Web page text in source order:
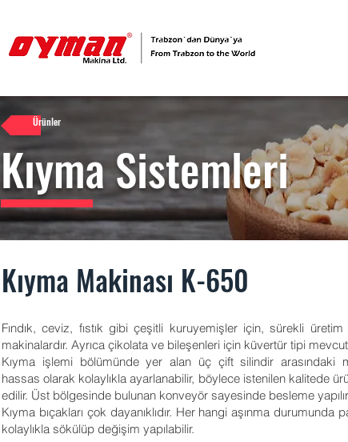
Ürünler
Kıyma Sistemleri
Kıyma Makinası K-650
Fındık, ceviz, fıstık gibi çeşitli kuruyemişler için, sürekli
makinalardır. Ayrıca çikolata ve bileşenleri için küvertür tipi
Kıyma işlemi bölümünde yer alan üç çift silindir arasındaki
hassas olarak kolaylıkla ayarlanabilir, böylece istenilen kalitede
edilir. Üst bölgesinde bulunan konveyör sayesinde besleme
Kıyma bıçakları çok dayanıklıdır. Her hangi aşınma durumunda
kolaylıkla sökülüp değişim yapılabilir.